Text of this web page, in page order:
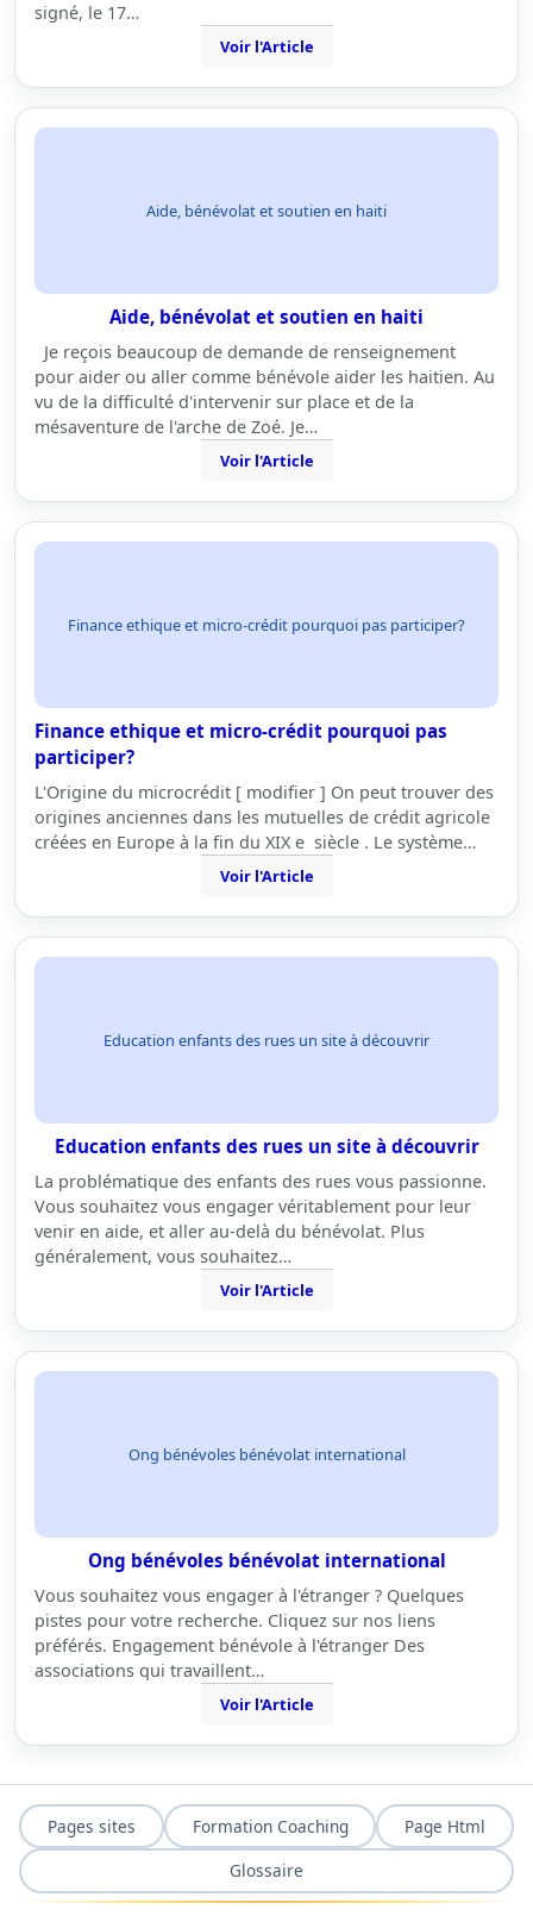
signé, le 17…
Voir l'Article
Aide, bénévolat et soutien en haiti
Aide, bénévolat et soutien en haiti
Je reçois beaucoup de demande de renseignement
pour aider ou aller comme bénévole aider les haitien. Au
vu de la difficulté d'intervenir sur place et de la
mésaventure de l'arche de Zoé. Je…
Voir l'Article
Finance ethique et micro-crédit pourquoi pas participer?
Finance ethique et micro-crédit pourquoi pas
participer?
L'Origine du microcrédit [ modifier ] On peut trouver des
origines anciennes dans les mutuelles de crédit agricole
créées en Europe à la fin du XIX e siècle . Le système…
Voir l'Article
Education enfants des rues un site à découvrir
Education enfants des rues un site à découvrir
La problématique des enfants des rues vous passionne.
Vous souhaitez vous engager véritablement pour leur
venir en aide, et aller au-delà du bénévolat. Plus
généralement, vous souhaitez…
Voir l'Article
Ong bénévoles bénévolat international
Ong bénévoles bénévolat international
Vous souhaitez vous engager à l'étranger ? Quelques
pistes pour votre recherche. Cliquez sur nos liens
préférés. Engagement bénévole à l'étranger Des
associations qui travaillent…
Voir l'Article
Pages sites Formation Coaching
Page Html
Glossaire